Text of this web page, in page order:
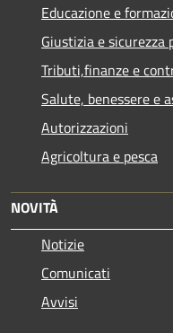
Educazione e
Giustizia e sicurezza
Tributi,finanze e
Salute, benessere e
Autorizzazioni
Agricoltura e pesca
NOVITÀ
Notizie
Comunicati
Avvisi